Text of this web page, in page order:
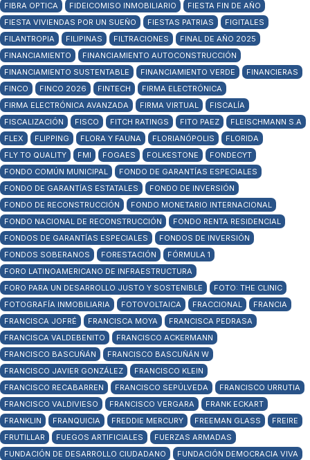
FIBRA OPTICA
FIDEICOMISO INMOBILIARIO
FIESTA FIN DE AÑO
FIESTA VIVIENDAS POR UN SUEÑO
FIESTAS PATRIAS
FIGITALES
FILANTROPIA
FILIPINAS FILTRACIONES
FINAL DE AÑO 2025
FINANCIAMIENTO
FINANCIAMIENTO AUTOCONSTRUCCIÓN
FINANCIAMIENTO SUSTENTABLE
FINANCIAMIENTO VERDE
FINANCIERAS
FINCO
FINCO 2026 FINTECH
FIRMA ELECTRÓNICA
FIRMA ELECTRÓNICA AVANZADA
FIRMA VIRTUAL
FISCALÍA
FISCALIZACIÓN
FISCO FITCH RATINGS FITO PAEZ
FLEISCHMANN S.A
FLEX
FLIPPING FLORA Y FAUNA FLORIANÓPOLIS
FLORIDA
FLY TO QUALITY
FMI FOGAES FOLKESTONE
FONDECYT
FONDO COMÚN MUNICIPAL
FONDO DE GARANTÍAS ESPECIALES
FONDO DE GARANTÍAS ESTATALES
FONDO DE INVERSIÓN
FONDO DE RECONSTRUCCIÓN
FONDO MONETARIO INTERNACIONAL
FONDO NACIONAL DE RECONSTRUCCIÓN
FONDO RENTA RESIDENCIAL
FONDOS DE GARANTÍAS ESPECIALES
FONDOS DE INVERSIÓN
FONDOS SOBERANOS
FORESTACIÓN
FÓRMULA 1
FORO LATINOAMERICANO DE INFRAESTRUCTURA
FORO PARA UN DESARROLLO JUSTO Y SOSTENIBLE
FOTO: THE CLINIC
FOTOGRAFÍA INMOBILIARIA
FOTOVOLTAICA FRACCIONAL
FRANCIA
FRANCISCA JOFRÉ
FRANCISCA MOYA
FRANCISCA PEDRASA
FRANCISCA VALDEBENITO
FRANCISCO ACKERMANN
FRANCISCO BASCUÑÁN
FRANCISCO BASCUÑÁN W
FRANCISCO JAVIER GONZÁLEZ
FRANCISCO KLEIN
FRANCISCO RECABARREN
FRANCISCO SEPÚLVEDA
FRANCISCO URRUTIA
FRANCISCO VALDIVIESO
FRANCISCO VERGARA
FRANK ECKART
FRANKLIN
FRANQUICIA FREDDIE MERCURY FREEMAN GLASS
FREIRE
FRUTILLAR
FUEGOS ARTIFICIALES
FUERZAS ARMADAS
FUNDACIÓN DE DESARROLLO CIUDADANO
FUNDACIÓN DEMOCRACIA VIVA